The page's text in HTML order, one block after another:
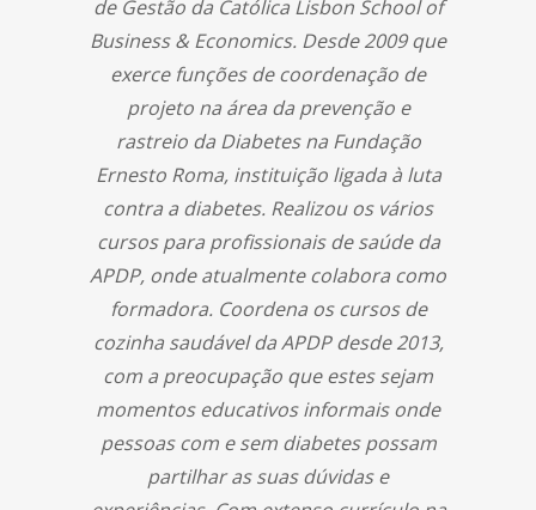
de Gestão da Católica Lisbon School of
Business & Economics. Desde 2009 que
exerce funções de coordenação de
projeto na área da prevenção e
rastreio da Diabetes na Fundação
Ernesto Roma, instituição ligada à luta
contra a diabetes. Realizou os vários
cursos para profissionais de saúde da
APDP, onde atualmente colabora como
formadora. Coordena os cursos de
cozinha saudável da APDP desde 2013,
com a preocupação que estes sejam
momentos educativos informais onde
pessoas com e sem diabetes possam
partilhar as suas dúvidas e